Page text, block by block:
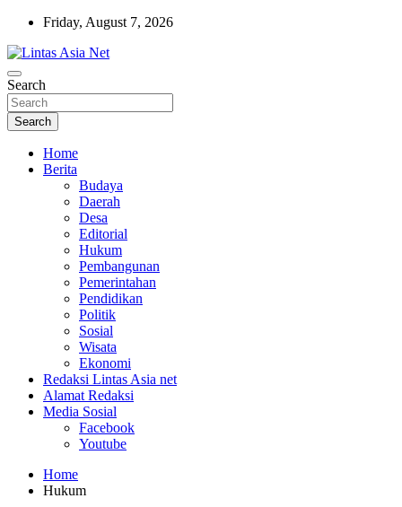
Skip
content
Friday, August 7, 2026
Lintas Asia Net
Tajam dan Terpercaya
Search
Search
Home
Berita
Budaya
Daerah
Desa
Editorial
Hukum
Pembangunan
Pemerintahan
Pendidikan
Politik
Sosial
Wisata
Ekonomi
Redaksi Lintas Asia net
Alamat Redaksi
Media Sosial
Facebook
Youtube
Home
Hukum